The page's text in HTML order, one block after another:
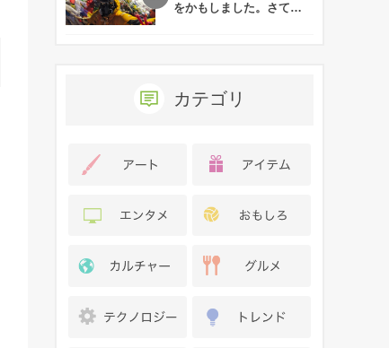
をかもしました。さて、
カテゴリ